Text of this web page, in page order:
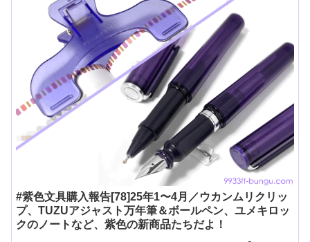
#紫色文具購入報告[78]25年1〜4月／ウカンムリクリッ
プ、TUZUアジャスト万年筆＆ボールペン、ユメキロッ
クのノートなど、紫色の新商品たちだよ！